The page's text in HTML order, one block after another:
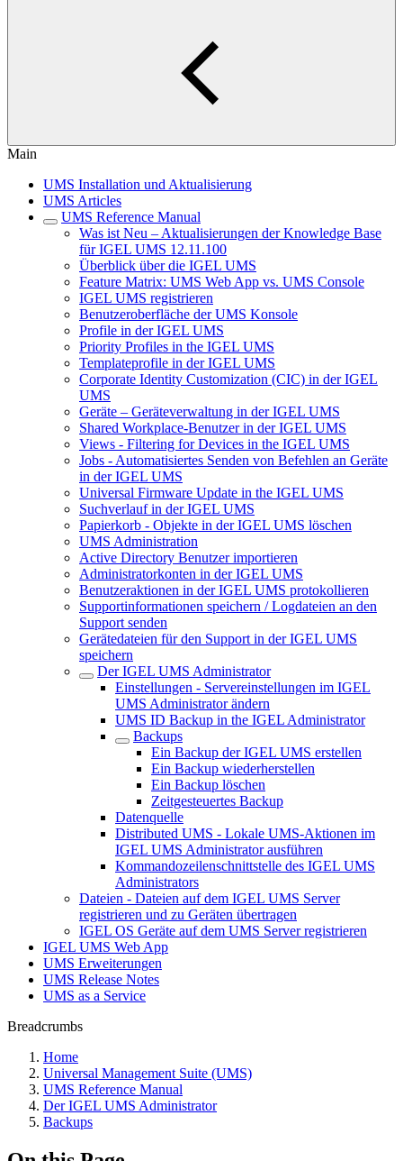
Main
UMS Installation und Aktualisierung
UMS Articles
UMS Reference Manual
Was ist Neu – Aktualisierungen der Knowledge Base
für IGEL UMS 12.11.100
Überblick über die IGEL UMS
Feature Matrix: UMS Web App vs. UMS Console
IGEL UMS registrieren
Benutzeroberfläche der UMS Konsole
Profile in der IGEL UMS
Priority Profiles in the IGEL UMS
Templateprofile in der IGEL UMS
Corporate Identity Customization (CIC) in der IGEL
UMS
Geräte – Geräteverwaltung in der IGEL UMS
Shared Workplace-Benutzer in der IGEL UMS
Views - Filtering for Devices in the IGEL UMS
Jobs - Automatisiertes Senden von Befehlen an Geräte
in der IGEL UMS
Universal Firmware Update in the IGEL UMS
Suchverlauf in der IGEL UMS
Papierkorb - Objekte in der IGEL UMS löschen
UMS Administration
Active Directory Benutzer importieren
Administratorkonten in der IGEL UMS
Benutzeraktionen in der IGEL UMS protokollieren
Supportinformationen speichern / Logdateien an den
Support senden
Gerätedateien für den Support in der IGEL UMS
speichern
Der IGEL UMS Administrator
Einstellungen - Servereinstellungen im IGEL
UMS Administrator ändern
UMS ID Backup in the IGEL Administrator
Backups
Ein Backup der IGEL UMS erstellen
Ein Backup wiederherstellen
Ein Backup löschen
Zeitgesteuertes Backup
Datenquelle
Distributed UMS - Lokale UMS-Aktionen im
IGEL UMS Administrator ausführen
Kommandozeilenschnittstelle des IGEL UMS
Administrators
Dateien - Dateien auf dem IGEL UMS Server
registrieren und zu Geräten übertragen
IGEL OS Geräte auf dem UMS Server registrieren
IGEL UMS Web App
UMS Erweiterungen
UMS Release Notes
UMS as a Service
Breadcrumbs
Home
Universal Management Suite (UMS)
UMS Reference Manual
Der IGEL UMS Administrator
Backups